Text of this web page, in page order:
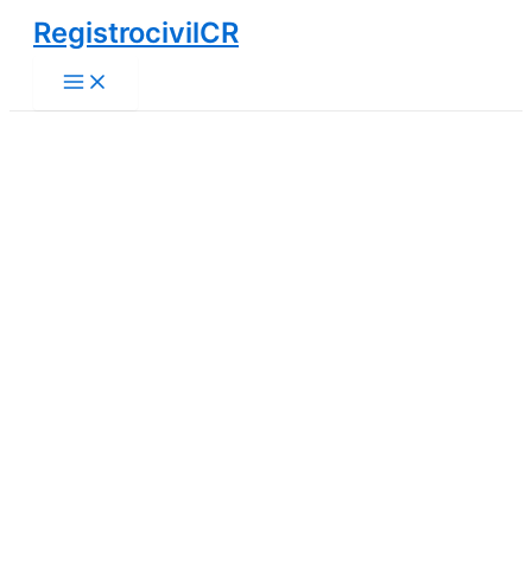
contenido
RegistrocivilCR
Main
Menu